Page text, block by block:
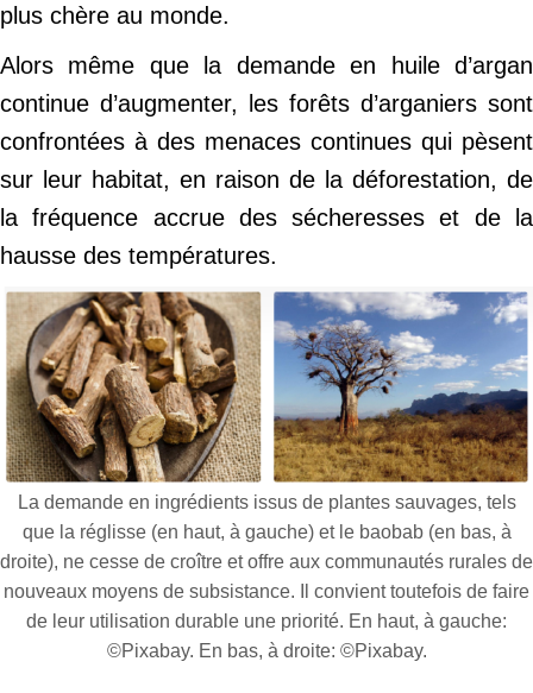
plus chère au monde.
Alors même que la demande en huile d’argan
continue d’augmenter, les forêts d’arganiers sont
confrontées à des menaces continues qui pèsent
sur leur habitat, en raison de la déforestation, de
la fréquence accrue des sécheresses et de la
hausse des températures.
La demande en ingrédients issus de plantes sauvages, tels
que la réglisse (en haut, à gauche) et le baobab (en bas, à
droite), ne cesse de croître et offre aux communautés rurales de
nouveaux moyens de subsistance. Il convient toutefois de faire
de leur utilisation durable une priorité. En haut, à gauche:
©Pixabay. En bas, à droite: ©Pixabay.